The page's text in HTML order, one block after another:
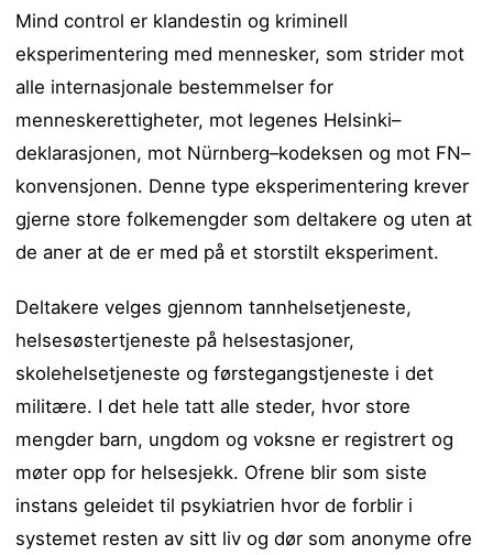
Mind control er klandestin og kriminell
eksperimentering med mennesker, som strider mot
alle internasjonale bestemmelser for
menneskerettigheter, mot legenes Helsinki–
deklarasjonen, mot Nürnberg–kodeksen og mot FN–
konvensjonen. Denne type eksperimentering krever
gjerne store folkemengder som deltakere og uten at
de aner at de er med på et storstilt eksperiment.
Deltakere velges gjennom tannhelsetjeneste,
helsesøstertjeneste på helsestasjoner,
skolehelsetjeneste og førstegangstjeneste i det
militære. I det hele tatt alle steder, hvor store
mengder barn, ungdom og voksne er registrert og
møter opp for helsesjekk. Ofrene blir som siste
instans geleidet til psykiatrien hvor de forblir i
systemet resten av sitt liv og dør som anonyme ofre